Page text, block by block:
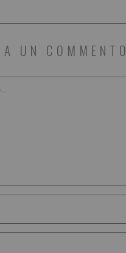
UN COMMENTO